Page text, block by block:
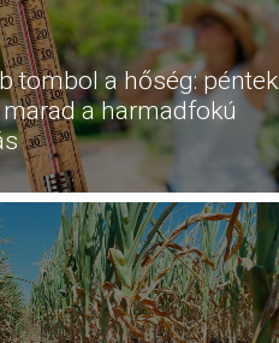
tombol a hőség: péntek
a harmadfokú